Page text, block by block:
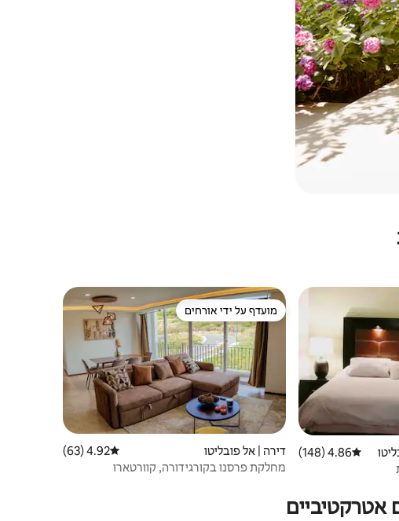
דירוג ממוצע של 4.86 מתוך 5, 148 ביקורות
4.86 (148)
מועדף על ידי אורחים
מועדף על ידי אורחים
דירה | אל פובליטו דירוג ממוצע של 4.92 מתוך 5, 63 ביקורות
4.92 (63)
מחלקת פרסנו בקורגידורה, קוורטארו
אטרקטיביים